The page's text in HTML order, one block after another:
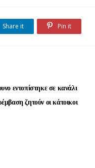
Share it Pin it
εντοπίστηκε σε κανάλι
ζητούν οι κάτοικοι